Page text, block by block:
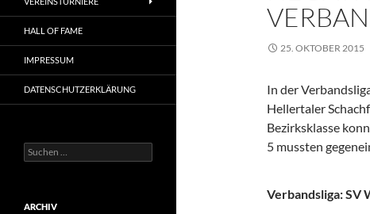
25. OKTOBER 2015
In der
Hellertaler
Bezirksklasse
5 mussten
Verbandsliga: SV
HALL OF FAME
IMPRESSUM
DATENSCHUTZERKLÄRUNG
Suchen
nach:
ARCHIV